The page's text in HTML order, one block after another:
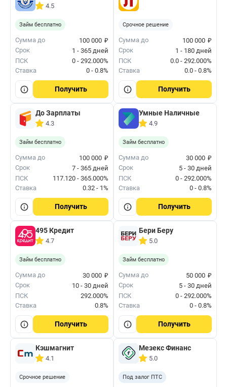
4.5
Займ бесплатно
Сумма до 100 000 ₽
Срок
1 - 365 дней
ПСК
0 - 292.000%
Ставка
0 - 0.8%
Получить
Срочное решение
Сумма до 100 000 ₽
Срок
1 - 180 дней
ПСК
0.0 - 292.000%
Ставка
0.0 - 0.8%
Получить
До Зарплаты
4.3
Займ бесплатно
Сумма до 100 000 ₽
Срок
7 - 365 дней
ПСК
117.120 - 365.000%
Ставка
0.32 - 1%
Получить
Умные Наличные
4.9
Займ бесплатно
Сумма до 30 000 ₽
Срок
5 - 30 дней
ПСК
0 - 292.000%
Ставка
0 - 0.8%
Получить
495 Кредит
4.7
Займ бесплатно
Сумма до 30 000 ₽
Срок
10 - 30 дней
ПСК
292.000%
Ставка
0.8%
Получить
Бери Беру
5.0
Займ бесплатно
Сумма до 50 000 ₽
Срок
5 - 30 дней
ПСК
0 - 292.000%
Ставка
0 - 0.8%
Получить
Кэшмагнит
4.1
Срочное решение
Мезекс Финанс
5.0
Под залог ПТС